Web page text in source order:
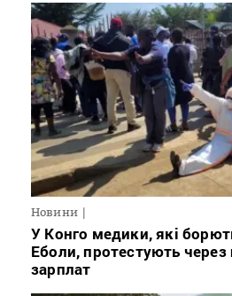
Новини
У Конго медики, які
Еболи, протестують через
зарплат